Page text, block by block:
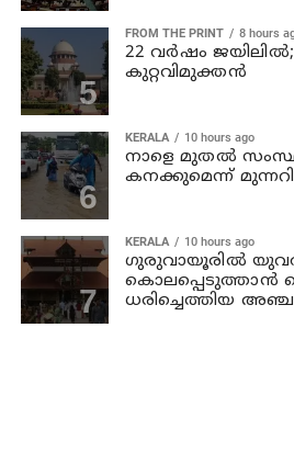
FROM THE PRINT 8 hours
22 വർഷം
കുറ്റവിമുക്തൻ
KERALA 10 hours ago
നാളെ മുതല്‍
കനക്കുമെന്ന്
KERALA 10 hours ago
ഗുരുവായൂരില്‍
കൊലപ്പെടുത്താന്‍
ധരിച്ചെത്തിയ